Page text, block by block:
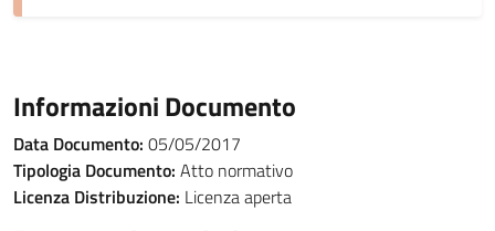
Informazioni Documento
Data Documento: 05/05/2017
Tipologia Documento: Atto normativo
Licenza Distribuzione: Licenza aperta